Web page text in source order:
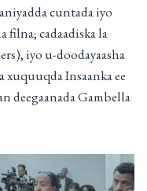
cuntada iyo
filna; cadaadiska la
iyo u-doodayaasha
Insaanka ee
deegaanada Gambella